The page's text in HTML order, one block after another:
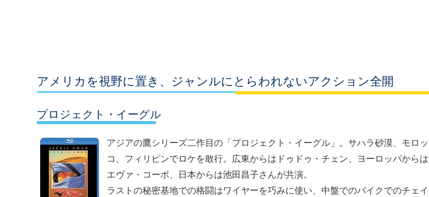
アメリカを視野に置き、ジャンルにとらわれないアクション全開
プロジェクト・イーグル
アジアの鷹シリーズ二作目の「プロジェクト・イーグル」。サハラ砂漠、モロッ
コ、フィリピンでロケを敢行。広東からはドゥドゥ・チェン、ヨーロッパからは
エヴァ・コーボ、日本からは池田昌子さんが共演。
ラストの秘密基地での格闘はワイヤーを巧みに使い、中盤でのバイクでのチェイ